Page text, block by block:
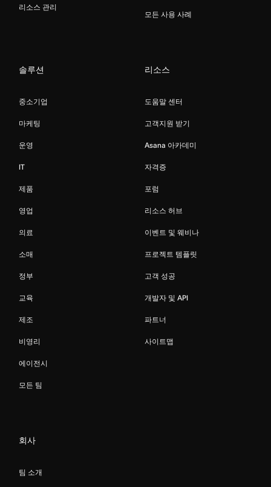
리소스 관리
모든 사용 사례
솔루션
중소기업
마케팅
운영
IT
제품
영업
의료
소매
정부
교육
제조
비영리
에이전시
모든 팀
리소스
도움말 센터
고객지원 받기
Asana 아카데미
자격증
포럼
리소스 허브
이벤트 및 웨비나
프로젝트 템플릿
고객 성공
개발자 및 API
파트너
사이트맵
회사
팀 소개